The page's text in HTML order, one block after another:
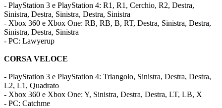
- PlayStation 3 e PlayStation 4: R1, R1, Cerchio, R2, Destra,
Sinistra, Destra, Sinistra, Destra, Sinistra
- Xbox 360 e Xbox One: RB, RB, B, RT, Destra, Sinistra, Destra,
Sinistra, Destra, Sinistra
- PC: Lawyerup
CORSA VELOCE
- PlayStation 3 e PlayStation 4: Triangolo, Sinistra, Destra, Destra,
L2, L1, Quadrato
- Xbox 360 e Xbox One: Y, Sinistra, Destra, Destra, LT, LB, X
- PC: Catchme